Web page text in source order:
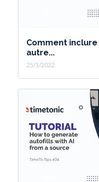
Comment
autre...
25/3/2022